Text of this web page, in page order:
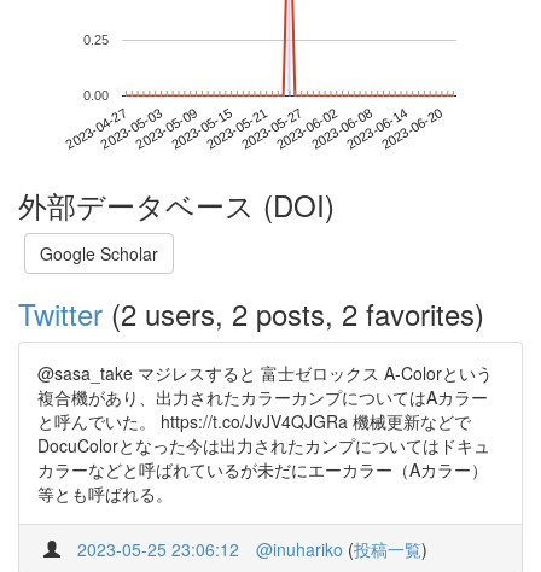
2023-04-272023-05-032023-05-092023-05-152023-05-212023-05-272023-06-022023-06-082023-06-142023-06-20
0.00
0.25
外部データベース (DOI)
Google Scholar
Twitter (2 users, 2 posts, 2 favorites)
@sasa_take マジレスすると 富士ゼロックス A-Colorという
複合機があり、出力されたカラーカンプについてはAカラー
と呼んでいた。 https://t.co/JvJV4QJGRa 機械更新などで
DocuColorとなった今は出力されたカンプについてはドキュ
カラーなどと呼ばれているが未だにエーカラー（Aカラー）
等とも呼ばれる。
2023-05-25 23:06:12 @inuhariko (投稿一覧)